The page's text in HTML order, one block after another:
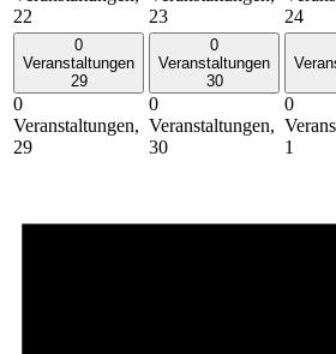
22
23
24
0
Veranstaltungen
29
0
Veranstaltungen,
29
0
Veranstaltungen
30
0
Veranstaltungen,
30
0
1